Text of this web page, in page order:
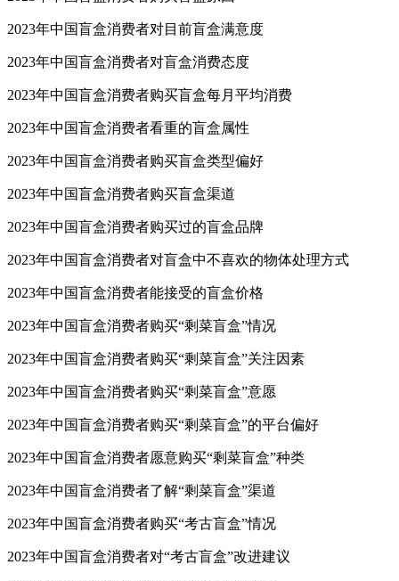
2023年中国盲盒消费者对目前盲盒满意度
2023年中国盲盒消费者对盲盒消费态度
2023年中国盲盒消费者购买盲盒每月平均消费
2023年中国盲盒消费者看重的盲盒属性
2023年中国盲盒消费者购买盲盒类型偏好
2023年中国盲盒消费者购买盲盒渠道
2023年中国盲盒消费者购买过的盲盒品牌
2023年中国盲盒消费者对盲盒中不喜欢的物体处理方式
2023年中国盲盒消费者能接受的盲盒价格
2023年中国盲盒消费者购买“剩菜盲盒”情况
2023年中国盲盒消费者购买“剩菜盲盒”关注因素
2023年中国盲盒消费者购买“剩菜盲盒”意愿
2023年中国盲盒消费者购买“剩菜盲盒”的平台偏好
2023年中国盲盒消费者愿意购买“剩菜盲盒”种类
2023年中国盲盒消费者了解“剩菜盲盒”渠道
2023年中国盲盒消费者购买“考古盲盒”情况
2023年中国盲盒消费者对“考古盲盒”改进建议